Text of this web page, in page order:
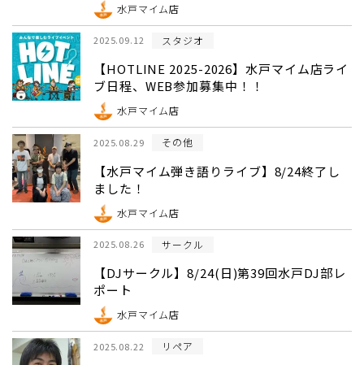
水戸マイム店
2025.09.12 スタジオ
【HOTLINE 2025-2026】水戸マイム店ライ
ブ日程、WEB参加募集中！！
水戸マイム店
2025.08.29 その他
【水戸マイム弾き語りライブ】8/24終了し
ました！
水戸マイム店
2025.08.26 サークル
【DJサークル】8/24(日)第39回水戸DJ部レ
ポート
水戸マイム店
2025.08.22 リペア